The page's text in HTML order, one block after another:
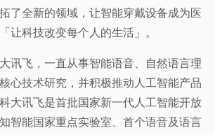
了全新的领域，让智能穿戴设备成为医
让科技改变每个人的生活」。
讯飞，一直从事智能语音、自然语言理
心技术研究，并积极推动人工智能产品
大讯飞是首批国家新一代人工智能开放
智能国家重点实验室、首个语音及语言